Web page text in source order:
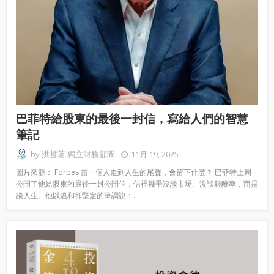
巴菲特給股東的最後一封信，寫給人們的智慧
筆記
by洪哲茗 獨立財務顧問 11月 19, 2025
圖片來源： Forbes 當一個人走到人生的尾聲，會留下什麼？ 巴菲特上周
公開了他給股東的最後一封公開信，信裡幾乎沒談市場、沒談報酬率，而是
談人生。他以溫和卻堅定的筆調說：…